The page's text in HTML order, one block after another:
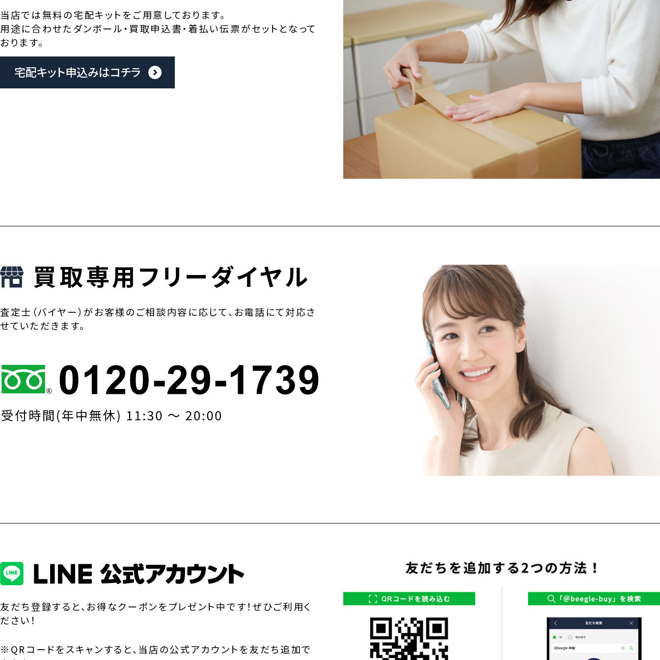
当店では無料の宅配キットをご用意しております。
用途に合わせたダンボール・買取申込書・着払い伝票がセットとなって
おります。
宅配キット申込みはコチラ
買取専用フリーダイヤル
査定士（バイヤー）がお客様のご相談内容に応じて、お電話にて対応さ
せていただきます。
友だち登録すると、お得なクーポンをプレゼント中です！ぜひご利用く
ださい！
※QRコードをスキャンすると、当店の公式アカウントを友だち追加で